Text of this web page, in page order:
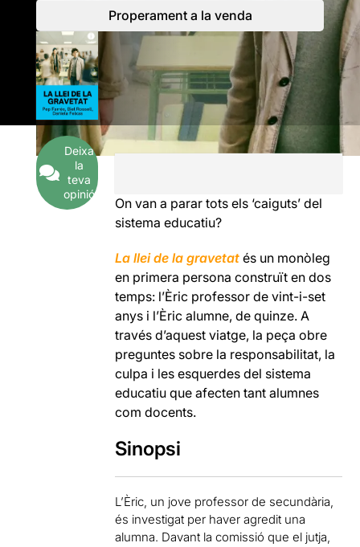
Properament a la venda
Deixa
la
teva
opinió
On van a parar tots els ‘caiguts’ del
sistema educatiu?
La llei de la gravetat és un monòleg
en primera persona construït en dos
temps: l’Èric professor de vint-i-set
anys i l’Èric alumne, de quinze. A
través d’aquest viatge, la peça obre
preguntes sobre la responsabilitat, la
culpa i les esquerdes del sistema
educatiu que afecten tant alumnes
com docents.
Sinopsi
L’Èric, un jove professor de secundària,
és investigat per haver agredit una
alumna. Davant la comissió que el jutja,